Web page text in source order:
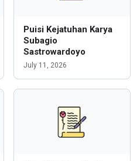
Puisi Kejatuhan Karya
Subagio
Sastrowardoyo
July 11, 2026